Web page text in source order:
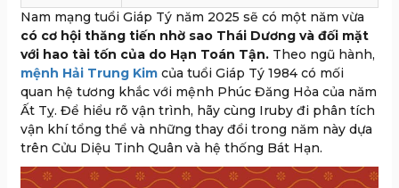
Nam mạng tuổi Giáp Tý năm 2025 sẽ có một năm vừa
có cơ hội thăng tiến nhờ sao Thái Dương và đối mặt
với hao tài tốn của do Hạn Toán Tận. Theo ngũ hành,
mệnh Hải Trung Kim của tuổi Giáp Tý 1984 có mối
quan hệ tương khắc với mệnh Phúc Đăng Hỏa của năm
Ất Tỵ. Để hiểu rõ vận trình, hãy cùng Iruby đi phân tích
vận khí tổng thể và những thay đổi trong năm này dựa
trên Cửu Diệu Tinh Quân và hệ thống Bát Hạn.